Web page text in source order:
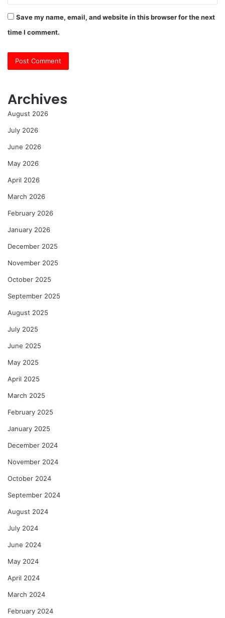
Save my name, email, and website in this browser for the next
time I comment.
Archives
August 2026
July 2026
June 2026
May 2026
April 2026
March 2026
February 2026
January 2026
December 2025
November 2025
October 2025
September 2025
August 2025
July 2025
June 2025
May 2025
April 2025
March 2025
February 2025
January 2025
December 2024
November 2024
October 2024
September 2024
August 2024
July 2024
June 2024
May 2024
April 2024
March 2024
February 2024